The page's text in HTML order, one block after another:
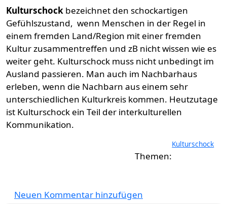
Kulturschock bezeichnet den schockartigen
Gefühlszustand, wenn Menschen in der Regel in
einem fremden Land/Region mit einer fremden
Kultur zusammentreffen und zB nicht wissen wie es
weiter geht. Kulturschock muss nicht unbedingt im
Ausland passieren. Man auch im Nachbarhaus
erleben, wenn die Nachbarn aus einem sehr
unterschiedlichen Kulturkreis kommen. Heutzutage
ist Kulturschock ein Teil der interkulturellen
Kommunikation.
Kulturschock
Neuen Kommentar hinzufügen